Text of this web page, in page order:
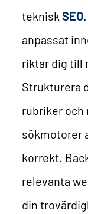
tekniskSEO
anpassat
riktar dig till
Strukturera
rubriker och
sökmotorer
korrekt.
relevanta
din